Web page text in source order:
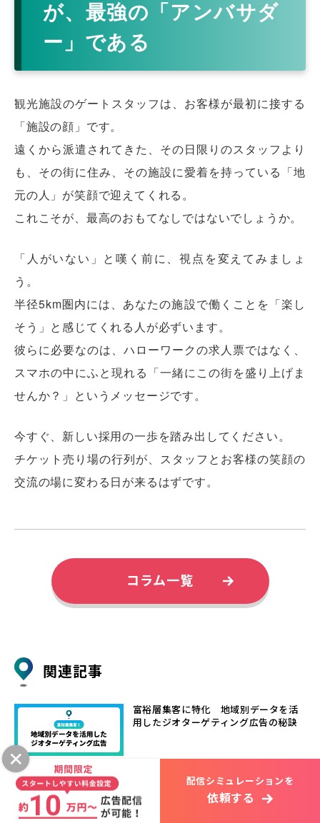
が、最強の「アンバサダ
ー」である
観光施設のゲートスタッフは、お客様が最初に接する
「施設の顔」です。
遠くから派遣されてきた、その日限りのスタッフより
も、その街に住み、その施設に愛着を持っている「地
元の人」が笑顔で迎えてくれる。
これこそが、最高のおもてなしではないでしょうか。
「人がいない」と嘆く前に、視点を変えてみましょ
う。
半径5km圏内には、あなたの施設で働くことを「楽し
そう」と感じてくれる人が必ずいます。
彼らに必要なのは、ハローワークの求人票ではなく、
スマホの中にふと現れる「一緒にこの街を盛り上げま
せんか？」というメッセージです。
今すぐ、新しい採用の一歩を踏み出してください。
チケット売り場の行列が、スタッフとお客様の笑顔の
交流の場に変わる日が来るはずです。
コラム一覧
関連記事
富裕層集客に特化 地域別データを活
用したジオターゲティング広告の秘訣
占いサロンは即効型集客ジオターゲテ
ィングで恋愛・仕事悩み層を地域直撃
し来店数UP！
配信シミュレーションを
依頼する